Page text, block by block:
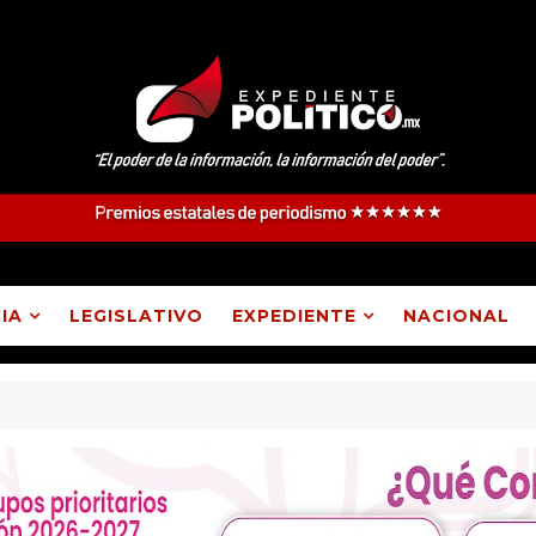
LEGISLATIVO EXPEDIENTE NACIONAL